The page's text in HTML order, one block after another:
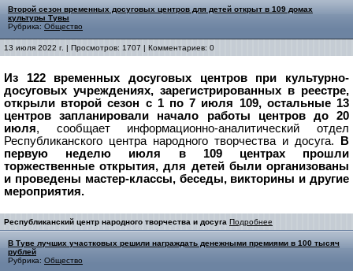
Второй сезон временных досуговых центров для детей открыт в 109 домах
культуры Тувы
Рубрика: Общество
13 июля 2022 г. | Просмотров: 1707 | Комментариев: 0
Из 122 временных досуговых центров при культурно-
досуговых учреждениях, зарегистрированных в реестре,
открыли второй сезон с 1 по 7 июля 109, остальные 13
центров запланировали начало работы центров до 20
июля, сообщает информационно-аналитический отдел
Республиканского центра народного творчества и досуга.
В
первую неделю июля в 109 центрах прошли
торжественные открытия, для детей были организованы
и проведены мастер-классы, беседы, викторины и другие
мероприятия.
Республиканский центр народного творчества и досуга Подробнее
В Туве лучших участковых решили награждать денежными премиями в 100 тысяч
рублей
Рубрика: Общество